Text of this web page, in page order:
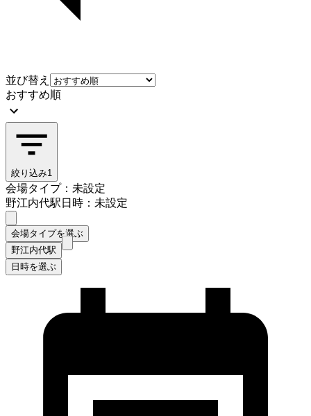
並び替え
おすすめ順
絞り込み1
会場タイプ：未設定
野江内代駅日時：未設定
会場タイプを選ぶ
野江内代駅
日時を選ぶ